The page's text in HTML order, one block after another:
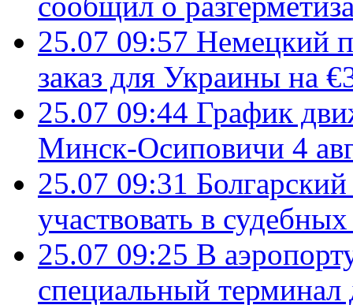
25.07 09:57 Немецкий
заказ для Украины на
25.07 09:44 График
Минск-Осиповичи 4
25.07 09:31
участвовать в
25.07 09:25 В
специальный терминал